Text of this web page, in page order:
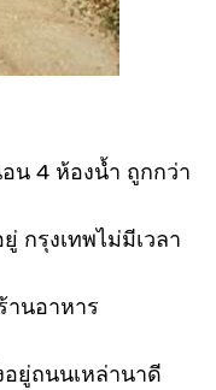
น 4 ห้องน้ำ ถูกกว่า
กรุงเทพไม่มีเวลา
านอาหาร
ยู่ถนนเหล่านาดี